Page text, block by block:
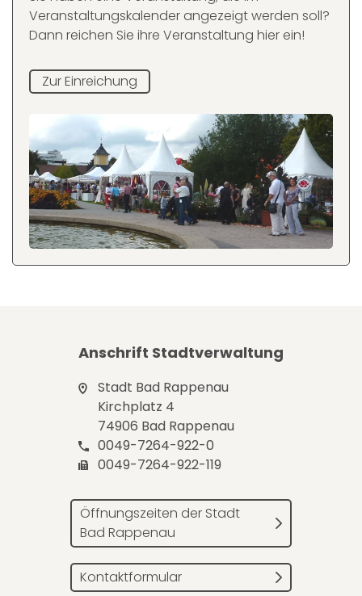
Veranstaltungskalender angezeigt werden soll?
Dann reichen Sie ihre Veranstaltung hier ein!
Zur Einreichung
Anschrift Stadtverwaltung
Stadt Bad Rappenau
Kirchplatz 4
74906 Bad Rappenau
0049-7264-922-0
0049-7264-922-119
Öffnungszeiten der Stadt
Bad Rappenau
Kontaktformular